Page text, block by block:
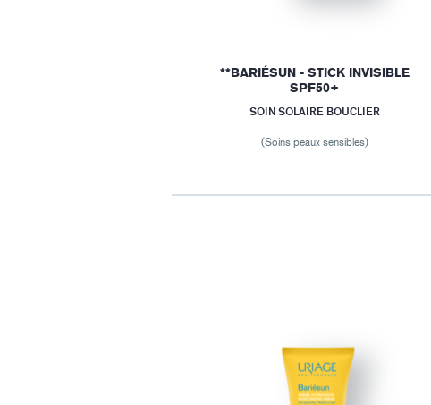
**BARIÉSUN - STICK INVISIBLE
SPF50+
SOIN SOLAIRE BOUCLIER
(Soins peaux sensibles)